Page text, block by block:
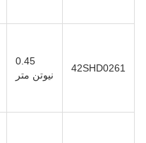
42SHD0261
0.45
نیوتن متر